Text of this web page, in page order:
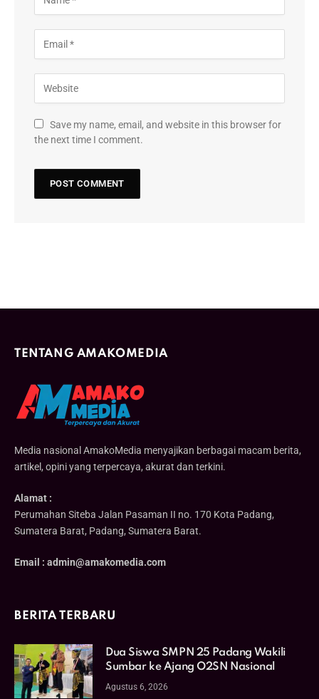
Save my name, email, and website in this browser for
the next time I comment.
TENTANG AMAKOMEDIA
Media nasional AmakoMedia menyajikan berbagai macam berita,
artikel, opini yang terpercaya, akurat dan terkini.
Alamat :
Perumahan Siteba Jalan Pasaman II no. 170 Kota Padang,
Sumatera Barat, Padang, Sumatera Barat.
Email : admin@amakomedia.com
BERITA TERBARU
Dua Siswa SMPN 25 Padang Wakili
Sumbar ke Ajang O2SN Nasional
Agustus 6, 2026